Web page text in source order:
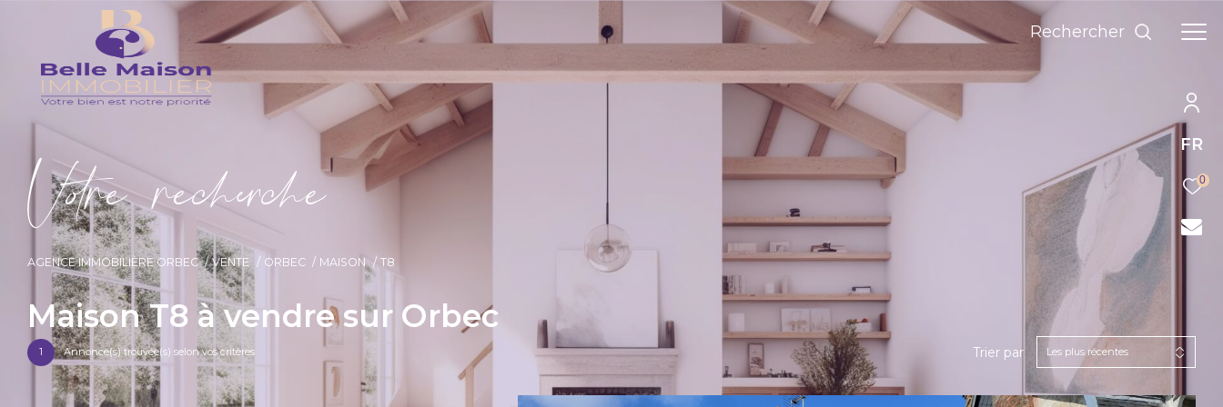
FR
0
rechercher
Vore recece
AGENCE IMMOBILIÈRE ORBEC VENTE ORBEC MAISON T8
Maison T8 à vendre sur Orbec
1 Annonce(s) trouvée(s) selon vos critères Trier par Les plus récentes